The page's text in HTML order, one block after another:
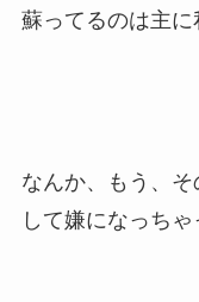
蘇ってるのは主
なんか、もう、
して嫌になっちゃ